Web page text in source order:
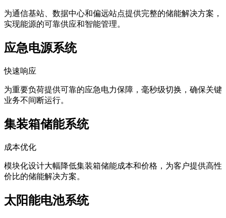
为通信基站、数据中心和偏远站点提供完整的储能解决方案，
实现能源的可靠供应和智能管理。
应急电源系统
快速响应
为重要负荷提供可靠的应急电力保障，毫秒级切换，确保关键
业务不间断运行。
集装箱储能系统
成本优化
模块化设计大幅降低集装箱储能成本和价格，为客户提供高性
价比的储能解决方案。
太阳能电池系统